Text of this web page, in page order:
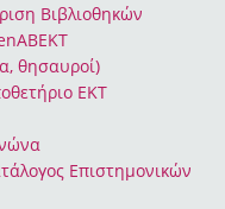
Βιβλιοθηκών
θησαυροί)
ΕΚΤ
Επιστημονικών